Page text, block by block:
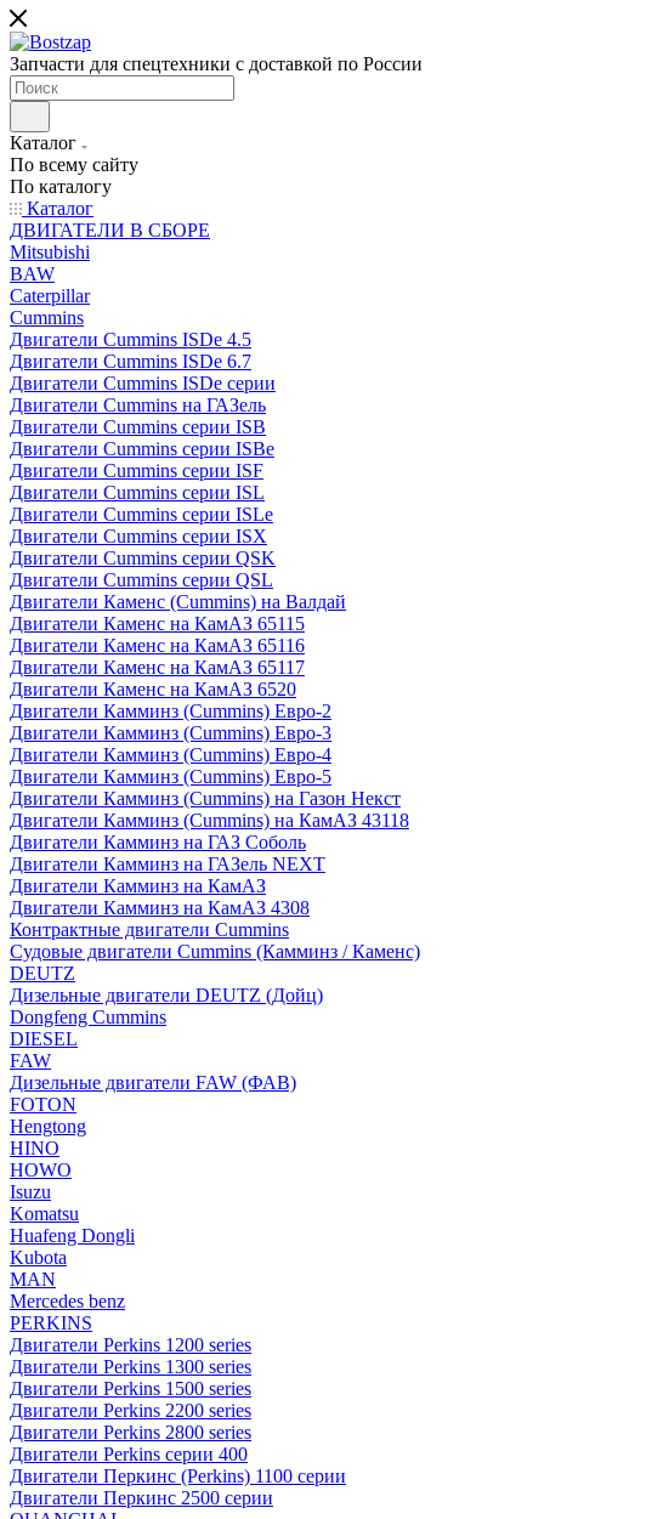
Запчасти для спецтехники с доставкой по России
Каталог
По всему сайту
По каталогу
Каталог
ДВИГАТЕЛИ В СБОРЕ
Mitsubishi
BAW
Caterpillar
Cummins
Двигатели Cummins ISDe 4.5
Двигатели Cummins ISDe 6.7
Двигатели Cummins ISDe серии
Двигатели Cummins на ГАЗель
Двигатели Cummins серии ISB
Двигатели Cummins серии ISBe
Двигатели Cummins серии ISF
Двигатели Cummins серии ISL
Двигатели Cummins серии ISLe
Двигатели Cummins серии ISX
Двигатели Cummins серии QSK
Двигатели Cummins серии QSL
Двигатели Каменс (Cummins) на Валдай
Двигатели Каменс на КамАЗ 65115
Двигатели Каменс на КамАЗ 65116
Двигатели Каменс на КамАЗ 65117
Двигатели Каменс на КамАЗ 6520
Двигатели Камминз (Cummins) Евро-2
Двигатели Камминз (Cummins) Евро-3
Двигатели Камминз (Cummins) Евро-4
Двигатели Камминз (Cummins) Евро-5
Двигатели Камминз (Cummins) на Газон Некст
Двигатели Камминз (Cummins) на КамАЗ 43118
Двигатели Камминз на ГАЗ Соболь
Двигатели Камминз на ГАЗель NEXT
Двигатели Камминз на КамАЗ
Двигатели Камминз на КамАЗ 4308
Контрактные двигатели Cummins
Судовые двигатели Cummins (Камминз / Каменс)
DEUTZ
Дизельные двигатели DEUTZ (Дойц)
Dongfeng Cummins
DIESEL
FAW
Дизельные двигатели FAW (ФАВ)
FOTON
Hengtong
HINO
HOWO
Isuzu
Komatsu
Huafeng Dongli
Kubota
MAN
Mercedes benz
PERKINS
Двигатели Perkins 1200 series
Двигатели Perkins 1300 series
Двигатели Perkins 1500 series
Двигатели Perkins 2200 series
Двигатели Perkins 2800 series
Двигатели Perkins серии 400
Двигатели Перкинс (Perkins) 1100 серии
Двигатели Перкинс 2500 серии